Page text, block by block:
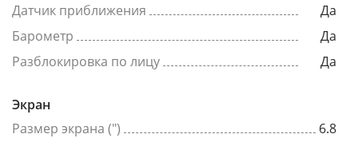
Датчик приближения
Да
Барометр
Да
Разблокировка по лицу
Да
Экран
Размер экрана (")
6.8